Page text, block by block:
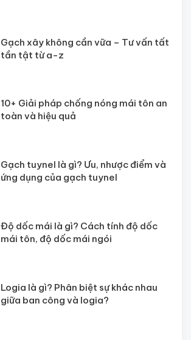
Gạch xây không cần vữa – Tư vấn tất
tần tật từ a-z
10+ Giải pháp chống nóng mái tôn an
toàn và hiệu quả
Gạch tuynel là gì? Ưu, nhược điểm và
ứng dụng của gạch tuynel
Độ dốc mái là gì? Cách tính độ dốc
mái tôn, độ dốc mái ngói
Logia là gì? Phân biệt sự khác nhau
giữa ban công và logia?